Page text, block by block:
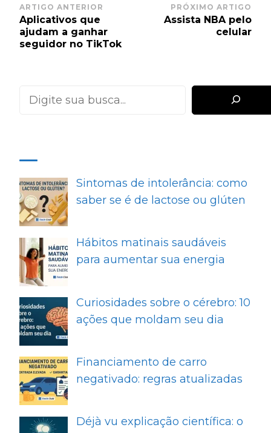
Post
Navigation
ARTIGO ANTERIOR
Aplicativos que
ajudam a ganhar
seguidor no TikTok
PRÓXIMO ARTIGO
Assista NBA pelo
celular
Sintomas de intolerância: como
saber se é de lactose ou glúten
Hábitos matinais saudáveis
para aumentar sua energia
Curiosidades sobre o cérebro: 10
ações que moldam seu dia
Financiamento de carro
negativado: regras atualizadas
Déjà vu explicação científica: o